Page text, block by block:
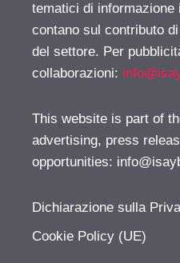
tematici di informazione
contano sul contributo
del settore. Per
collaborazioni:
This website is part of
advertising, press
opportunities:
Dichiarazione sulla
Cookie Policy (UE)